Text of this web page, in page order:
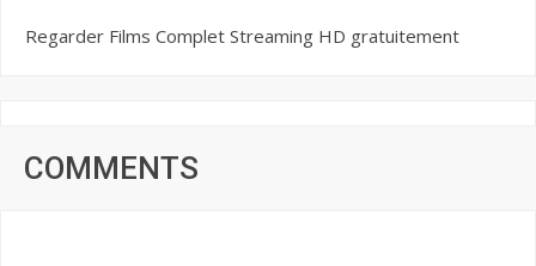
Regarder Films Complet Streaming HD gratuitement
COMMENTS